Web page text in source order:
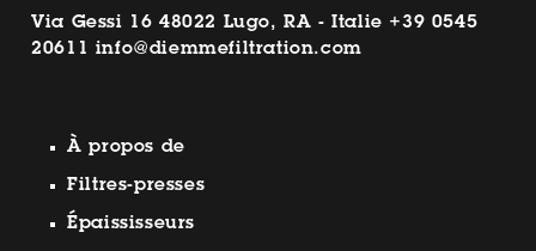
Via Gessi 16 48022 Lugo, RA - Italie +39 0545
20611 info@diemmefiltration.com
À propos de
Filtres-presses
Épaississeurs